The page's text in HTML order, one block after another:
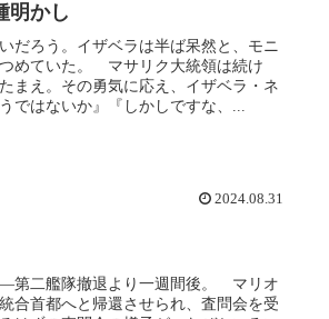
明かし
だろう。イザベラは半ば呆然と、モニ
めていた。 マサリク大統領は続け
まえ。その勇気に応え、イザベラ・ネ
ではないか』『しかしですな、...
2024.08.31
第二艦隊撤退より一週間後。 マリオ
合首都へと帰還させられ、査問会を受